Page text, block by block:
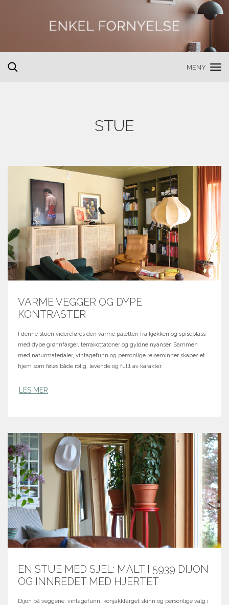
MENY
STUE
VARME VEGGER OG DYPE
KONTRASTER
I denne stuen videreføres den varme paletten fra kjøkken og spiseplass
med dype grønnfarger, terrakottatoner og gyldne nyanser. Sammen
med naturmaterialer, vintagefunn og personlige reiseminner skapes et
hjem som føles både rolig, levende og fullt av karakter.
LES MER
EN STUE MED SJEL: MALT I 5939 DIJON
OG INNREDET MED HJERTET
Dijon på veggene, vintagefunn, konjakkfarget skinn og personlige valg i